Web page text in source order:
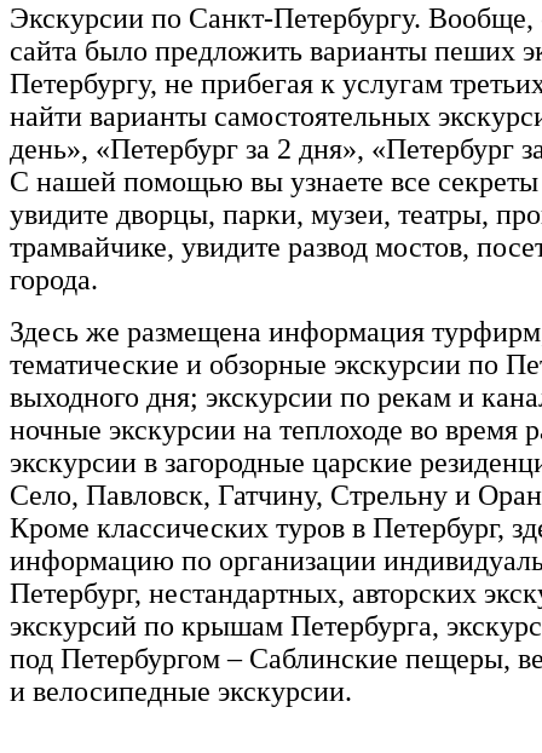
Экскурсии по Санкт-Петербургу. Вообще,
сайта было предложить варианты пеших
Петербургу, не прибегая к услугам
найти варианты самостоятельных
день», «Петербург за 2 дня», «Петербург
С нашей помощью вы узнаете все
увидите дворцы, парки, музеи, театры,
трамвайчике, увидите развод мостов,
города.
Здесь же размещена информация
тематические и обзорные экскурсии по
выходного дня; экскурсии по рекам и
ночные экскурсии на теплоходе во время
экскурсии в загородные царские
Село, Павловск, Гатчину, Стрельну и
Кроме классических туров в Петербург,
информацию по организации
Петербург, нестандартных, авторских
экскурсий по крышам Петербурга,
под Петербургом – Саблинские пещеры,
и велосипедные экскурсии.